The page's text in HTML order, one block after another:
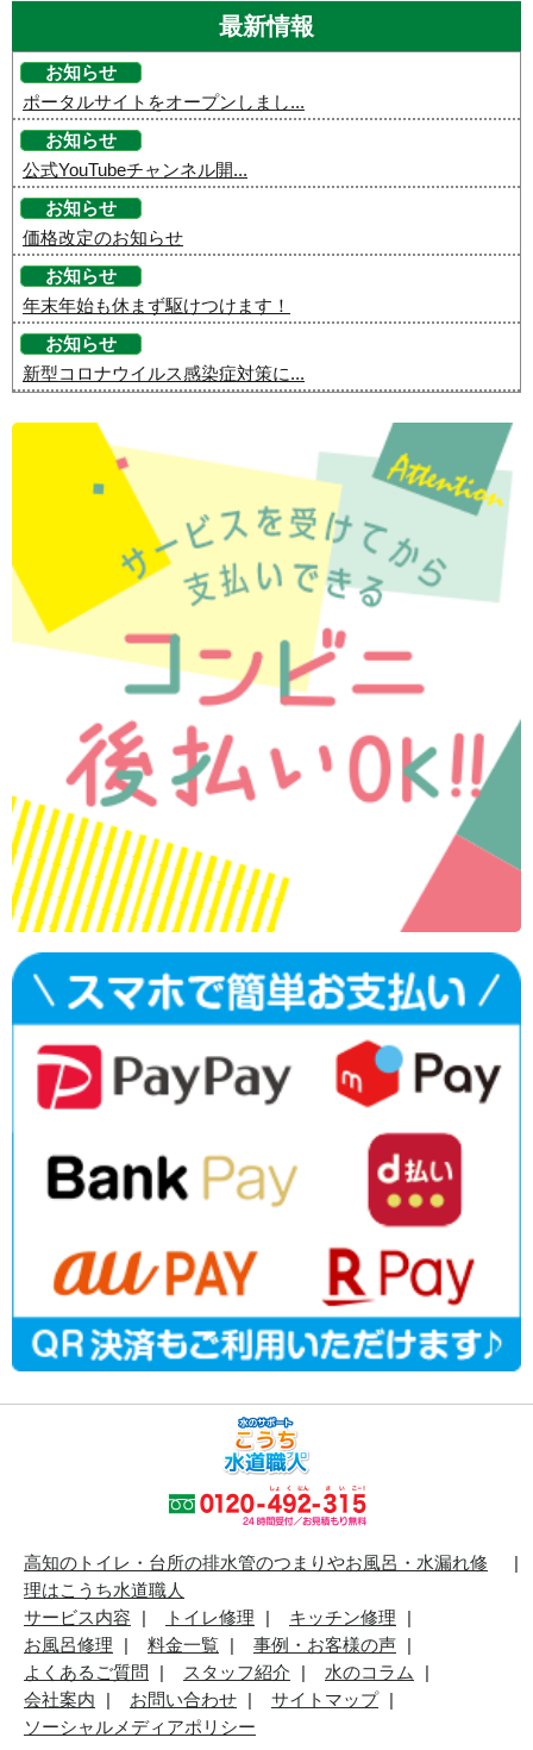
最新情報
お知らせ
ポータルサイトをオープンしまし...
お知らせ
公式YouTubeチャンネル開...
お知らせ
価格改定のお知らせ
お知らせ
年末年始も休まず駆けつけます！
お知らせ
新型コロナウイルス感染症対策に...
高知のトイレ・台所の排水管のつまりやお風呂・水漏れ修
理はこうち水道職人
サービス内容
トイレ修理
キッチン修理
お風呂修理
料金一覧
事例・お客様の声
よくあるご質問
スタッフ紹介
水のコラム
会社案内
お問い合わせ
サイトマップ
ソーシャルメディアポリシー